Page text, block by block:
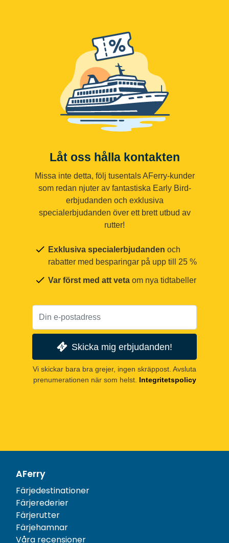
Låt oss hålla kontakten
Missa inte detta, följ tusentals AFerry-kunder
som redan njuter av fantastiska Early Bird-
erbjudanden och exklusiva
specialerbjudanden över ett brett utbud av
rutter!
Exklusiva specialerbjudanden och
rabatter med besparingar på upp till 25 %
Var först med att veta om nya tidtabeller
Skicka mig erbjudanden!
Vi skickar bara bra grejer, ingen skräppost. Avsluta
prenumerationen när som helst. Integritetspolicy
AFerry
Färjedestinationer
Färjerederier
Färjerutter
Färjehamnar
Våra recensioner